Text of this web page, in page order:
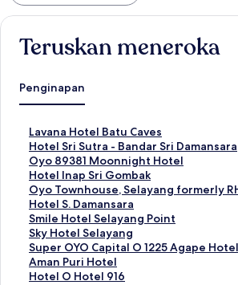
Teruskan meneroka
Penginapan
Lavana Hotel Batu Caves
P
a
u
t
a
n
S
t
a
n
d
Hotel Sri Sutra - Bandar Sri Damansara
P
a
u
t
a
n
S
t
a
n
Oyo 89381 Moonnight Hotel
P
a
u
t
a
n
S
t
a
Hotel Inap Sri Gombak
P
a
u
t
a
n
S
t
Oyo Townhouse, Selayang formerly
P
a
u
t
a
n
S
Hotel S. Damansara
P
a
u
t
a
n
Smile Hotel Selayang Point
P
a
u
t
a
Sky Hotel Selayang
P
a
u
t
Super OYO Capital O 1225 Agape
P
a
u
Aman Puri Hotel
P
a
Hotel O Hotel 916
P